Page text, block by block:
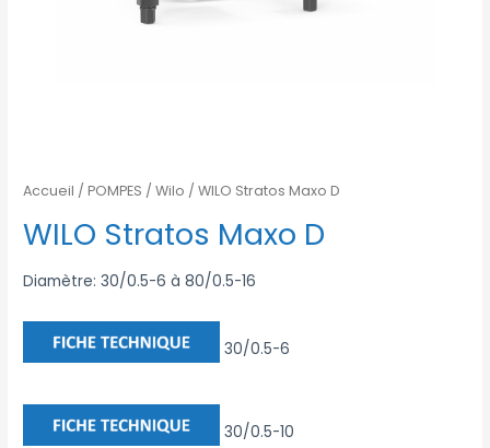
Accueil /POMPES /Wilo / WILO Stratos Maxo D
WILO Stratos Maxo D
Diamètre: 30/0.5-6 à 80/0.5-16
30/0.5-6
30/0.5-10